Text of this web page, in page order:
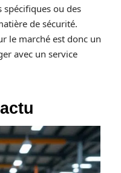
spécifiques ou des
de sécurité.
le marché est donc un
avec un service